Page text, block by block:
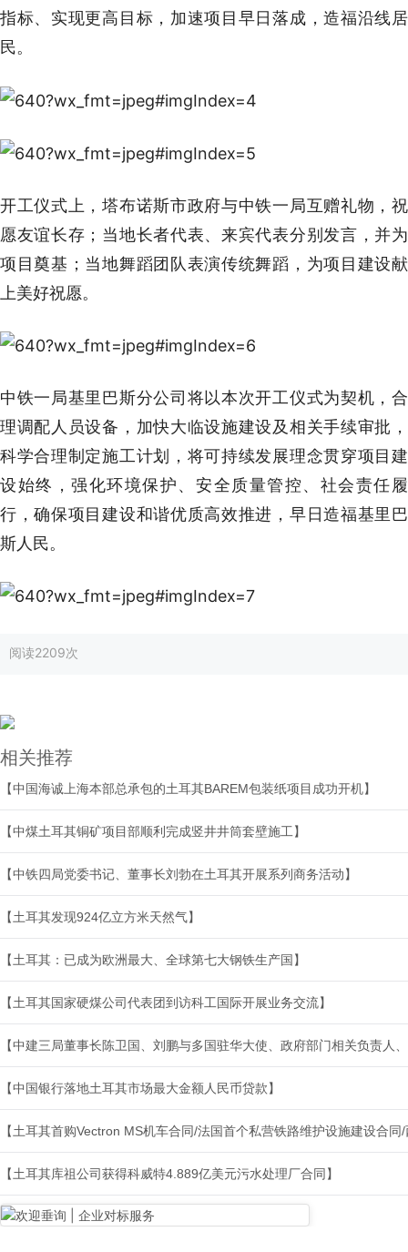
指标、实现更高目标，加速项目早日落成，造福沿线居
民。
开工仪式上，塔布诺斯市政府与中铁一局互赠礼物，祝
愿友谊长存；当地长者代表、来宾代表分别发言，并为
项目奠基；当地舞蹈团队表演传统舞蹈，为项目建设献
上美好祝愿。
中铁一局基里巴斯分公司将以本次开工仪式为契机，合
理调配人员设备，加快大临设施建设及相关手续审批，
科学合理制定施工计划，将可持续发展理念贯穿项目建
设始终，强化环境保护、安全质量管控、社会责任履
行，确保项目建设和谐优质高效推进，早日造福基里巴
斯人民。
阅读2209次
相关推荐
【中国海诚上海本部总承包的土耳其BAREM包装纸项目成功开机】
【中煤土耳其铜矿项目部顺利完成竖井井筒套壁施工】
【中铁四局党委书记、董事长刘勃在土耳其开展系列商务活动】
【土耳其发现924亿立方米天然气】
【土耳其：已成为欧洲最大、全球第七大钢铁生产国】
【土耳其国家硬煤公司代表团到访科工国际开展业务交流】
【中建三局董事长陈卫国、刘鹏与多国驻华大使、政府部门相关负责人
【中国银行落地土耳其市场最大金额人民币贷款】
【土耳其首购Vectron MS机车合同/法国首个私营铁路维护设施建设合
【土耳其库祖公司获得科威特4.889亿美元污水处理厂合同】